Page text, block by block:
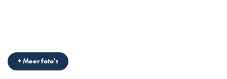
+ Meer foto's